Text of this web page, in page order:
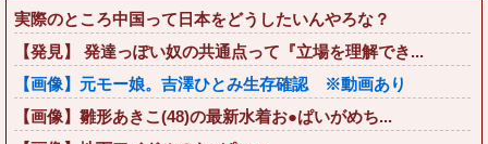
実際のところ中国って日本をどうしたいんやろな？
【発見】 発達っぽい奴の共通点って『立場を理解でき...
【画像】元モー娘。吉澤ひとみ生存確認 ※動画あり
【画像】雛形あきこ(48)の最新水着お●ぱいがめち...